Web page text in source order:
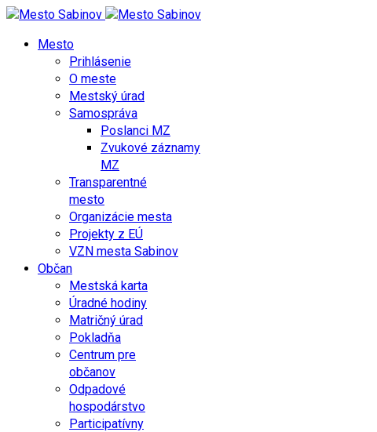
Mesto
Prihlásenie
O meste
Mestský úrad
Samospráva
Poslanci MZ
Zvukové záznamy
MZ
Transparentné
mesto
Organizácie mesta
Projekty z EÚ
VZN mesta Sabinov
Občan
Mestská karta
Úradné hodiny
Matričný úrad
Pokladňa
Centrum pre
občanov
Odpadové
hospodárstvo
Participatívny